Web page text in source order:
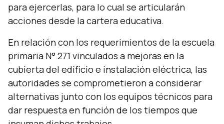
para ejercerlas, para lo cual se articularán
acciones desde la cartera educativa.
En relación con los requerimientos de la escuela
primaria N° 271 vinculados a mejoras en la
cubierta del edificio e instalación eléctrica, las
autoridades se comprometieron a considerar
alternativas junto con los equipos técnicos para
dar respuesta en función de los tiempos que